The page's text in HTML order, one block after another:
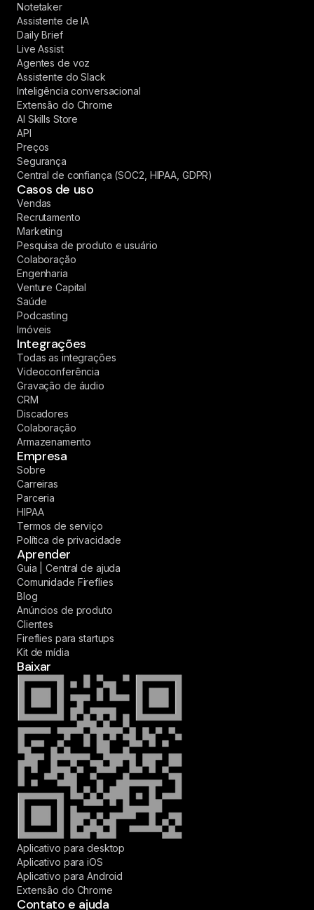
Notetaker
Assistente de IA
Daily Brief
Live Assist
Agentes de voz
Assistente do Slack
Inteligência conversacional
Extensão do Chrome
AI Skills Store
API
Preços
Segurança
Central de confiança (SOC2, HIPAA, GDPR)
Casos de uso
Vendas
Recrutamento
Marketing
Pesquisa de produto e usuário
Colaboração
Engenharia
Venture Capital
Saúde
Podcasting
Imóveis
Integrações
Todas as integrações
Videoconferência
Gravação de áudio
CRM
Discadores
Colaboração
Armazenamento
Empresa
Sobre
Carreiras
Parceria
HIPAA
Termos de serviço
Política de privacidade
Aprender
Guia | Central de ajuda
Comunidade Fireflies
Blog
Anúncios de produto
Clientes
Fireflies para startups
Kit de mídia
Baixar
Aplicativo para desktop
Aplicativo para iOS
Aplicativo para Android
Extensão do Chrome
Contato e ajuda